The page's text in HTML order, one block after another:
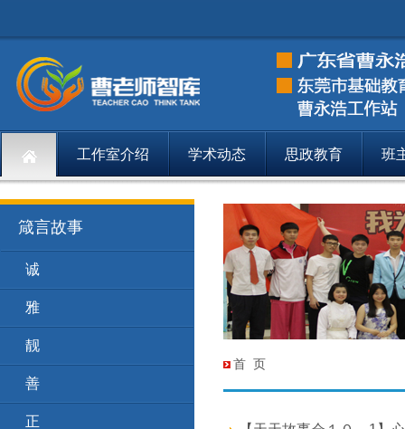
工作室介绍 学术动态 思政教育 班
箴言故事
诚 5 箴
雅 6 箴
靓
善
正 35 箴
首 页